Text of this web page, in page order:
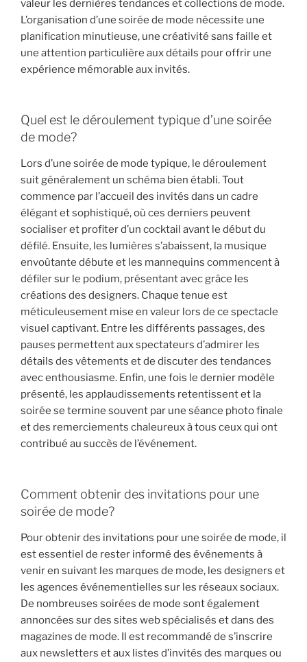
valeur les dernières tendances et collections de mode.
L’organisation d’une soirée de mode nécessite une
planification minutieuse, une créativité sans faille et
une attention particulière aux détails pour offrir une
expérience mémorable aux invités.
Quel est le déroulement typique d’une soirée
de mode?
Lors d’une soirée de mode typique, le déroulement
suit généralement un schéma bien établi. Tout
commence par l’accueil des invités dans un cadre
élégant et sophistiqué, où ces derniers peuvent
socialiser et profiter d’un cocktail avant le début du
défilé. Ensuite, les lumières s’abaissent, la musique
envoûtante débute et les mannequins commencent à
défiler sur le podium, présentant avec grâce les
créations des designers. Chaque tenue est
méticuleusement mise en valeur lors de ce spectacle
visuel captivant. Entre les différents passages, des
pauses permettent aux spectateurs d’admirer les
détails des vêtements et de discuter des tendances
avec enthousiasme. Enfin, une fois le dernier modèle
présenté, les applaudissements retentissent et la
soirée se termine souvent par une séance photo finale
et des remerciements chaleureux à tous ceux qui ont
contribué au succès de l’événement.
Comment obtenir des invitations pour une
soirée de mode?
Pour obtenir des invitations pour une soirée de mode, il
est essentiel de rester informé des événements à
venir en suivant les marques de mode, les designers et
les agences événementielles sur les réseaux sociaux.
De nombreuses soirées de mode sont également
annoncées sur des sites web spécialisés et dans des
magazines de mode. Il est recommandé de s’inscrire
aux newsletters et aux listes d’invités des marques ou